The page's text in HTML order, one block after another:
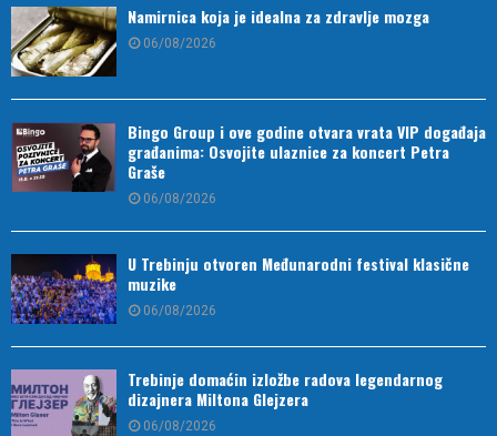
Namirnica koja je idealna za zdravlje mozga
06/08/2026
Bingo Group i ove godine otvara vrata VIP događaja
građanima: Osvojite ulaznice za koncert Petra
Graše
06/08/2026
U Trebinju otvoren Međunarodni festival klasične
muzike
06/08/2026
Trebinje domaćin izložbe radova legendarnog
dizajnera Miltona Glejzera
06/08/2026